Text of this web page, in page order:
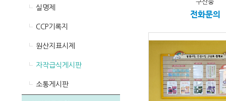
실명제
CCP기록지
원산지표시제
자작급식게시판
소통게시판
구산중
전화문의